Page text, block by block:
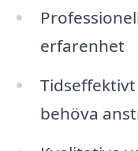
erfarenhet
behöva